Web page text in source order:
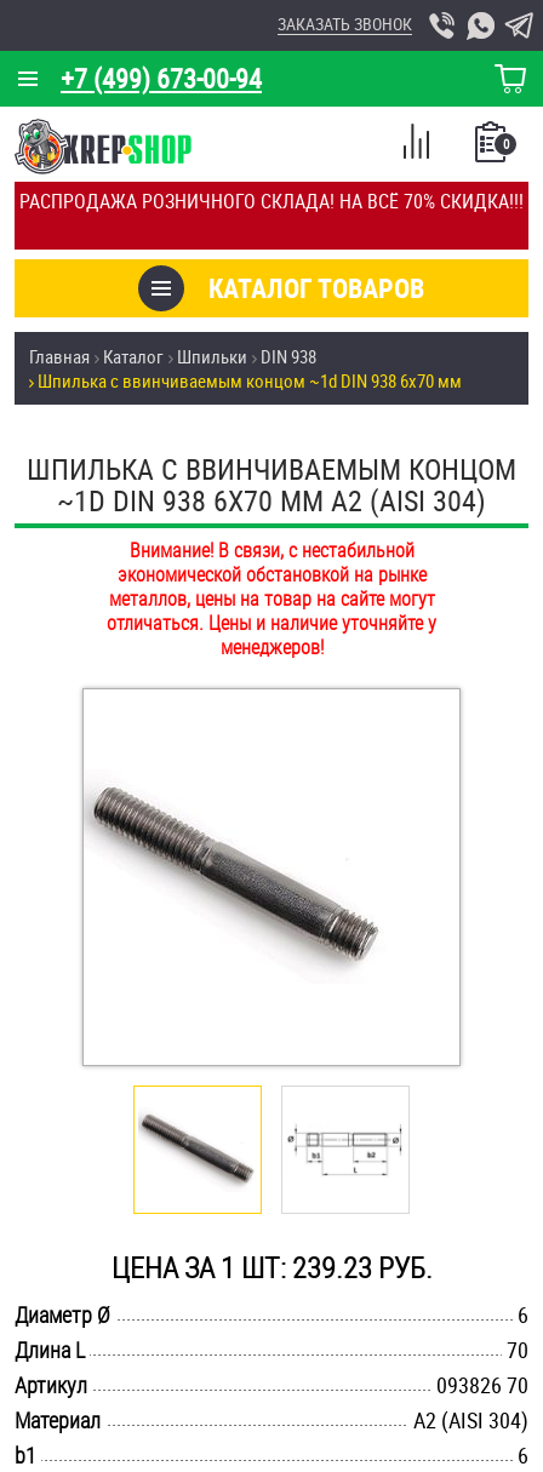
РАСПРОДАЖА РОЗНИЧНОГО СКЛАДА! НА ВСЁ 70% СКИДКА!!!
+7 (499) 673-00-94
ЗАКАЗАТЬ ЗВОНОК
КОРЗИНА
О КОМПАНИИ
КАЛЬКУЛЯТОР
ОТЗЫВЫ
УСЛУГИ
СКИДКИ
ОПТ
ПОКУПАТЕЛЯМ
ОПЛАТА И ДОСТАВКА
НАШИ МАГАЗИНЫ
КАТАЛОГ ТОВАРОВ
0
СПИСОК
СРАВНЕНИЕ
Товары со скидкой
Анкеры
Антивандальный крепёж, инструмент
Болты и винты
Втулки
Заклепки (Гайки-Заклепки)
Крюки, кольца с метрической резьбой
Крюки, кольца с шурупной резьбой
Оснастка и аксессуары для яхт
Саморезы и шурупы
Стопорные кольца
Такелаж
Главная Каталог Шпильки
DIN 938
Шпилька c ввинчиваемым концом ~1d DIN 938 6х70 мм
ШПИЛЬКА C ВВИНЧИВАЕМЫМ КОНЦОМ
~1D DIN 938 6Х70 ММ А2 (AISI 304)
Внимание! В связи, с нестабильной
экономической обстановкой на рынке
металлов, цены на товар на сайте могут
отличаться. Цены и наличие уточняйте у
менеджеров!
ЦЕНА ЗА 1 ШТ: 239.23 РУБ.
Диаметр Ø
6
Длина L
70
Артикул
093826 70
Материал
А2 (AISI 304)
b1
6